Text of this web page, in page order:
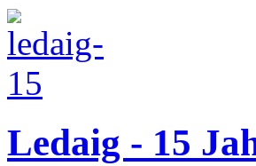
Ledaig - 15